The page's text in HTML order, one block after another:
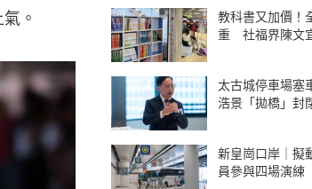
。
教科書又加價！
重 社福界陳文
太古城停車場
浩景「拋橋」封
新皇崗口岸｜擬
員參與四場演